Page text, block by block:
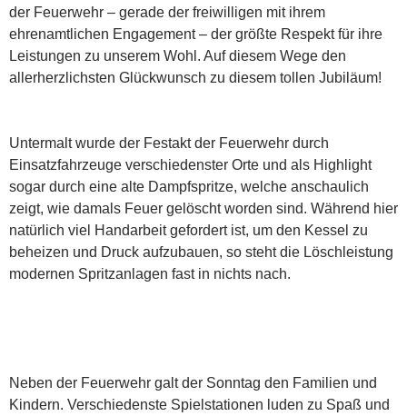
der Feuerwehr – gerade der freiwilligen mit ihrem
ehrenamtlichen Engagement – der größte Respekt für ihre
Leistungen zu unserem Wohl. Auf diesem Wege den
allerherzlichsten Glückwunsch zu diesem tollen Jubiläum!
Untermalt wurde der Festakt der Feuerwehr durch
Einsatzfahrzeuge verschiedenster Orte und als Highlight
sogar durch eine alte Dampfspritze, welche anschaulich
zeigt, wie damals Feuer gelöscht worden sind. Während hier
natürlich viel Handarbeit gefordert ist, um den Kessel zu
beheizen und Druck aufzubauen, so steht die Löschleistung
modernen Spritzanlagen fast in nichts nach.
Neben der Feuerwehr galt der Sonntag den Familien und
Kindern. Verschiedenste Spielstationen luden zu Spaß und